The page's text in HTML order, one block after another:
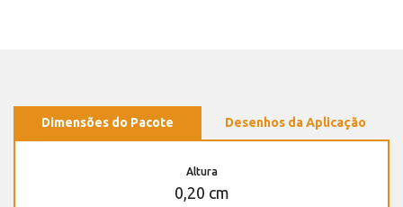
Dimensões do Pacote Desenhos da Aplicação
Altura
0,20 cm